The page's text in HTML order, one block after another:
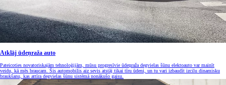
Atklāj ūdeņraža auto
Pateicoties novatoriskajām tehnoloģijām, mūsu progresīvie ūdeņraža degvielas šūnu elektoauto var mainīt
veidu, kā mēs braucam. Šis automobilis aiz sevis atstāj tikai tīru ūdeni, un tu vari izbaudīt izcilu dinamisku
braukšanu, kas attīra degvielas šūnu sistēmā nonākušo gaisu.